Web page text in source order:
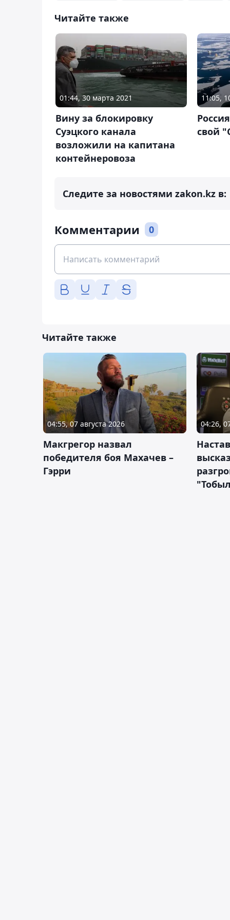
Читайте также
01:44, 30 марта 2021
Вину за блокировку
Суэцкого канала
возложили на капитана
контейнеровоза
11:05,
свой
Следите за новостями zakon.kz в:
Комментарии 0
Читайте также
04:55, 07 августа 2026
Макгрегор назвал
победителя боя Махачев –
Гэрри
04:26,